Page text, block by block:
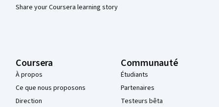
Share your Coursera learning story
Coursera
À propos
Ce que nous proposons
Direction
Communauté
Étudiants
Partenaires
Testeurs bêta